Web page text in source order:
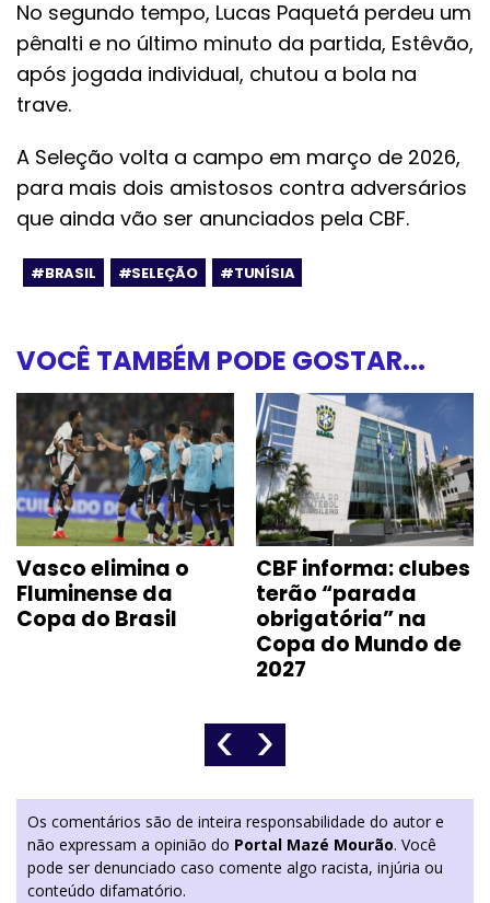
No segundo tempo, Lucas Paquetá perdeu um
pênalti e no último minuto da partida, Estêvão,
após jogada individual, chutou a bola na
trave.
A Seleção volta a campo em março de 2026,
para mais dois amistosos contra adversários
que ainda vão ser anunciados pela CBF.
#BRASIL #SELEÇÃO #TUNÍSIA
VOCÊ TAMBÉM PODE GOSTAR...
Vasco elimina o
Fluminense da
Copa do Brasil
CBF informa: clubes
terão “parada
obrigatória” na
Copa do Mundo de
2027
‹ ›
Os comentários são de inteira responsabilidade do autor e
não expressam a opinião do Portal Mazé Mourão. Você
pode ser denunciado caso comente algo racista, injúria ou
conteúdo difamatório.